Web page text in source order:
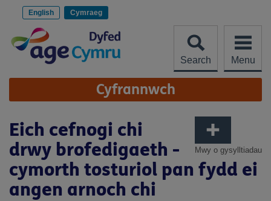
cynnwys
English Cymraeg
Search Menu
Site
Navigation
Cyfrannwch
Mwy o gysylltiadau
Eich cefnogi chi
drwy brofedigaeth -
cymorth tosturiol pan fydd ei
angen arnoch chi